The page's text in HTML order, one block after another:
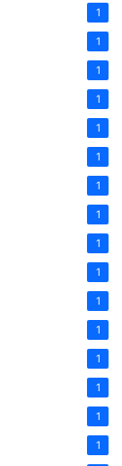
1
1
1
1
1
1
1
1
1
1
1
1
1
1
1
1